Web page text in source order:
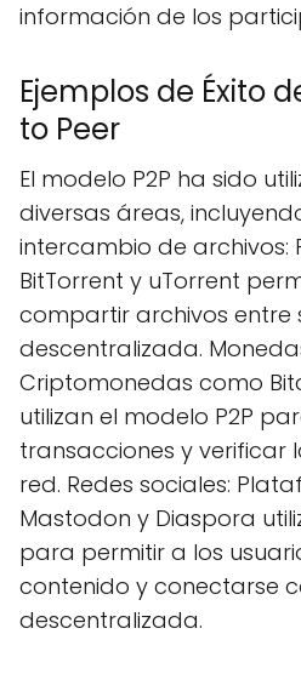
información de los
Ejemplos de Éxito
to Peer
El modelo P2P ha sido
diversas áreas,
intercambio de
BitTorrent y uTorrent
compartir archivos entre
descentralizada.
Criptomonedas como
utilizan el modelo P2P
transacciones y verificar
red. Redes sociales:
Mastodon y Diaspora
para permitir a los
contenido y conectarse
descentralizada.